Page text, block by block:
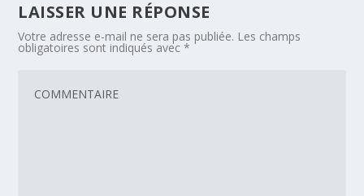
LAISSER UNE RÉPONSE
Votre adresse e-mail ne sera pas publiée. Les champs
obligatoires sont indiqués avec*